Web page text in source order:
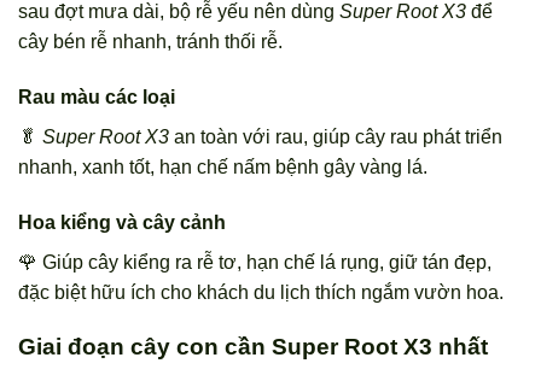
sau đợt mưa dài, bộ rễ yếu nên dùng Super Root X3 để
cây bén rễ nhanh, tránh thối rễ.
Rau màu các loại
🥬 Super Root X3 an toàn với rau, giúp cây rau phát triển
nhanh, xanh tốt, hạn chế nấm bệnh gây vàng lá.
Hoa kiểng và cây cảnh
🌹 Giúp cây kiểng ra rễ tơ, hạn chế lá rụng, giữ tán đẹp,
đặc biệt hữu ích cho khách du lịch thích ngắm vườn hoa.
Giai đoạn cây con cần Super Root X3 nhất